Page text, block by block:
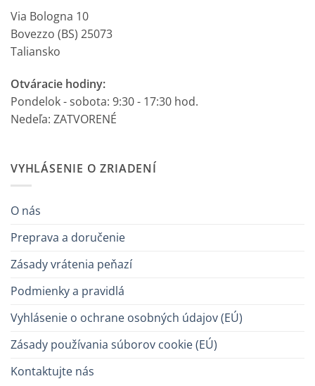
Via Bologna 10
Bovezzo (BS) 25073
Taliansko
Otváracie hodiny:
Pondelok - sobota: 9:30 - 17:30 hod.
Nedeľa: ZATVORENÉ
VYHLÁSENIE O ZRIADENÍ
O nás
Preprava a doručenie
Zásady vrátenia peňazí
Podmienky a pravidlá
Vyhlásenie o ochrane osobných údajov (EÚ)
Zásady používania súborov cookie (EÚ)
Kontaktujte nás